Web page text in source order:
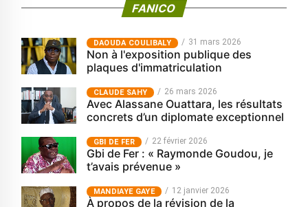
FANICO
‎DAOUDA COULIBALY 31 mars 2026
Non à l'exposition publique des
plaques d'immatriculation
CLAUDE SAHY 26 mars 2026
Avec Alassane Ouattara, les résultats
concrets d’un diplomate exceptionnel
GBI DE FER 22 février 2026
Gbi de Fer : « Raymonde Goudou, je
t’avais prévenue »
MANDIAYE GAYE 12 janvier 2026
À propos de la révision de la